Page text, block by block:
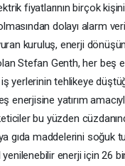
fiyatlarının birçok
dolayı alarm
kuruluş, enerji
Stefan Genth, her beş
yerlerinin tehlikeye
yatırım
bu yüzden
gıda maddelerini soğuk
enerji için 26